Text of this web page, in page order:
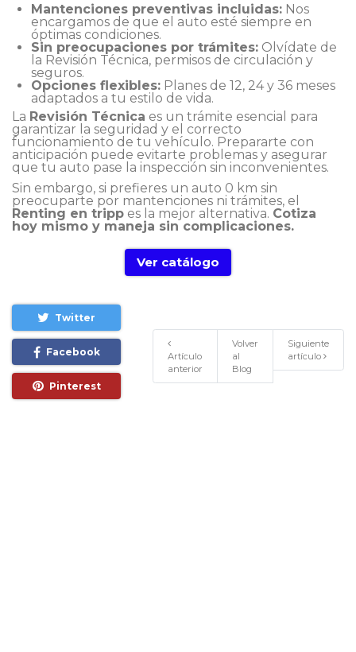
Mantenciones preventivas incluidas: Nos
encargamos de que el auto esté siempre en
óptimas condiciones.
Sin preocupaciones por trámites: Olvídate de
la Revisión Técnica, permisos de circulación y
seguros.
Opciones flexibles: Planes de 12, 24 y 36 meses
adaptados a tu estilo de vida.
La Revisión Técnica es un trámite esencial para
garantizar la seguridad y el correcto
funcionamiento de tu vehículo. Prepararte con
anticipación puede evitarte problemas y asegurar
que tu auto pase la inspección sin inconvenientes.
Sin embargo, si prefieres un auto 0 km sin
preocuparte por mantenciones ni trámites, el
Renting en tripp es la mejor alternativa. Cotiza
hoy mismo y maneja sin complicaciones.
Ver catálogo
Twitter
Facebook
Pinterest
Artículo
anterior
Volver
al
Blog
Siguiente
artículo